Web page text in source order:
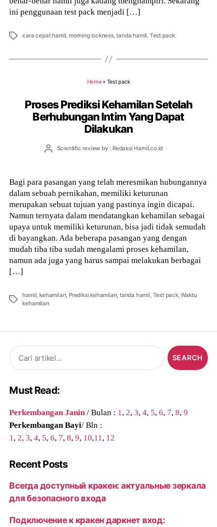
ini penggunaan test pack menjadi […]
Tags cara cepat hamil, morning sickness,tanda hamil, Test pack
Home» Test pack
Proses Prediksi Kehamilan Setelah
Berhubungan Intim Yang Dapat
Dilakukan
PostScientific review by : Redaksi Hamil.co.id
Bagi para pasangan yang telah meresmikan hubungannya
dalam sebuah pernikahan, memiliki keturunan
merupakan sebuat tujuan yang pastinya ingin dicapai.
Namun ternyata dalam mendatangkan kehamilan sebagai
upaya untuk memiliki keturunan, bisa jadi tidak semudah
di bayangkan. Ada beberapa pasangan yang dengan
mudah tiba tiba sudah mengalami proses kehamilan,
namun ada juga yang harus sampai melakukan berbagai
[…]
Tags
hamil ,kehamilan Prediksi kehamilan ,tanda hamil Test pack,Waktu
kehamilan
Search
for:
Must Read:
Perkembangan Janin / Bulan : 1 , 2,3,4, 5,6, 7,8,9
Perkembangan Bayi/ Bln :
1 , 2,3,4, 5,6, 7,8,9, 10,11 , 12
Recent Posts
Всегда доступный кракен: актуальные зеркала
для безопасного входа
Подключение к кракен даркнет вход: